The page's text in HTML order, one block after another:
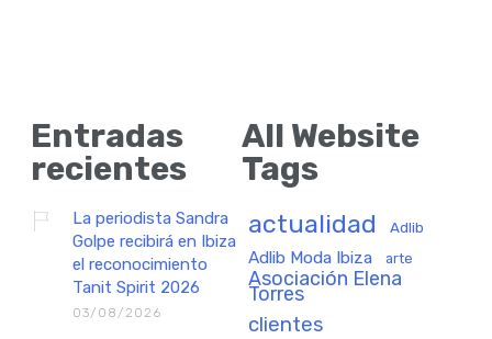
Entradas
recientes
La periodista Sandra
Golpe recibirá en Ibiza
el reconocimiento
Tanit Spirit 2026
03/08/2026
All Website
Tags
actualidad Adlib
Adlib Moda Ibiza arte
Asociación Elena
Torres
clientes